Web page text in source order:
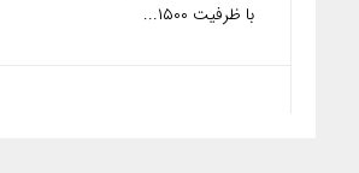
با ظرفیت ۱۵۰۰...